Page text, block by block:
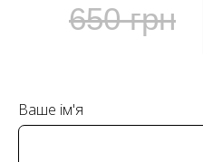
650 грн
Ваше ім'я